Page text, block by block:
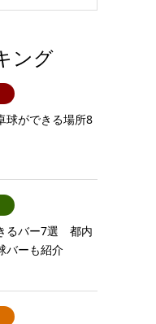
ング
球ができる場所8
るバー7選 都内
バーも紹介